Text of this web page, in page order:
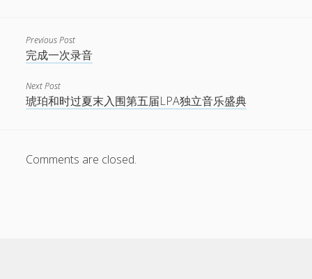
Previous Post
完成一次录音
Next Post
琥珀和时过夏末入围第五届LPA独立音乐盛典
Comments are closed.